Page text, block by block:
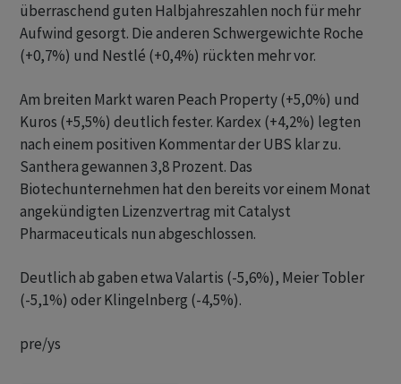
überraschend guten Halbjahreszahlen noch für mehr
Aufwind gesorgt. Die anderen Schwergewichte Roche
(+0,7%) und Nestlé (+0,4%) rückten mehr vor.
Am breiten Markt waren Peach Property (+5,0%) und
Kuros (+5,5%) deutlich fester. Kardex (+4,2%) legten
nach einem positiven Kommentar der UBS klar zu.
Santhera gewannen 3,8 Prozent. Das
Biotechunternehmen hat den bereits vor einem Monat
angekündigten Lizenzvertrag mit Catalyst
Pharmaceuticals nun abgeschlossen.
Deutlich ab gaben etwa Valartis (-5,6%), Meier Tobler
(-5,1%) oder Klingelnberg (-4,5%).
pre/ys